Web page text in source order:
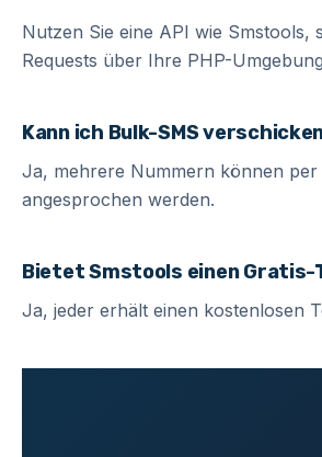
Nutzen Sie eine API wie Smstools,
Requests über Ihre PHP-
Kann ich Bulk-SMS
Ja, mehrere Nummern können per
angesprochen werden.
Bietet Smstools einen Gratis-
Ja, jeder erhält einen kostenlosen